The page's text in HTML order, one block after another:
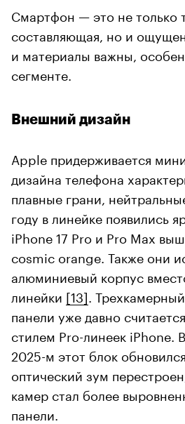
Смартфон — это не только
составляющая, но и
и материалы важны,
сегменте.
Внешний дизайн
Apple придерживается
дизайна телефона
плавные грани,
году в линейке появились
iPhone 17 Pro и Pro Max
cosmic orange. Также они
алюминиевый корпус
линейки [13] .
панели уже давно
стилем Pro-линеек iPhone.
2025-м этот блок
оптический зум
камер стал более
панели.